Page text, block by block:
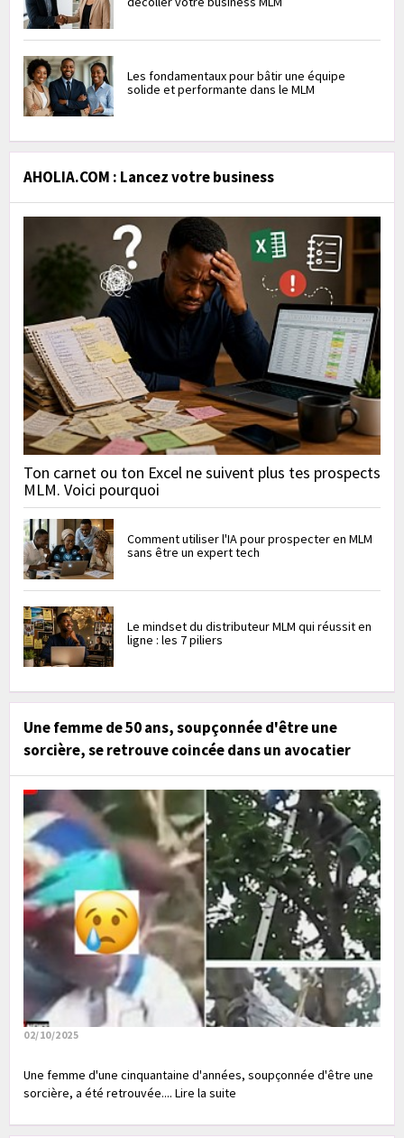
Les fondamentaux pour bâtir une équipe
solide et performante dans le MLM
AHOLIA.COM : Lancez votre business
Ton carnet ou ton Excel ne suivent plus tes prospects
MLM. Voici pourquoi
Comment utiliser l'IA pour prospecter en MLM
sans être un expert tech
Le mindset du distributeur MLM qui réussit en
ligne : les 7 piliers
Une femme de 50 ans, soupçonnée d'être une
sorcière, se retrouve coincée dans un avocatier
02/10/2025
Une femme d'une cinquantaine d'années, soupçonnée d'être une
sorcière, a été retrouvée.... Lire la suite